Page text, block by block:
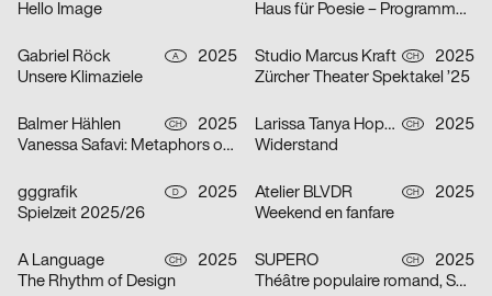
Hello Image
Haus für Poesie – Programmkampagne September/Oktober 2025
Gabriel Röck A
2025
Unsere Klimaziele
Studio Marcus Kraft CH
2025
Zürcher Theater Spektakel ’25
Balmer Hählen CH
2025
Vanessa Safavi: Metaphors of Gravity
Larissa Tanya Hoppeler CH
2025
Widerstand
gggrafik D
2025
Spielzeit 2025/26
Atelier BLVDR CH
2025
Weekend en fanfare
A Language CH
2025
The Rhythm of Design
SUPERO CH
2025
Théâtre populaire romand, Saison 2025/26